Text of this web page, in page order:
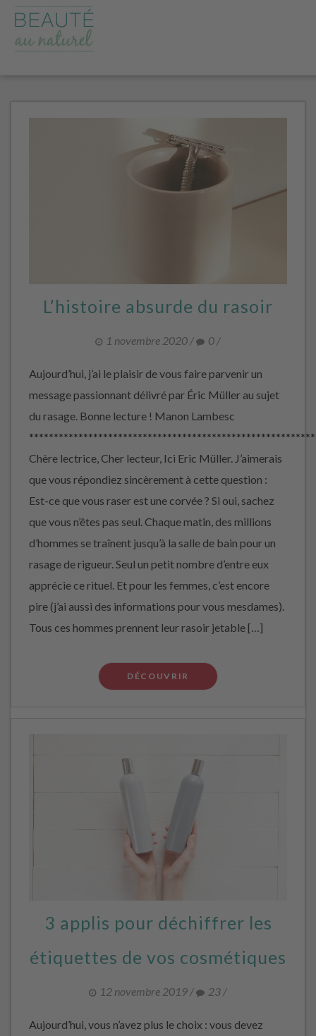
L’histoire absurde du rasoir
1 novembre 2020 / 0 /
Aujourd’hui, j’ai le plaisir de vous faire parvenir un
message passionnant délivré par Éric Müller au sujet
du rasage. Bonne lecture ! Manon Lambesc
Chère lectrice, Cher lecteur, Ici Eric Müller. J’aimerais
que vous répondiez sincèrement à cette question :
Est-ce que vous raser est une corvée ? Si oui, sachez
que vous n’êtes pas seul. Chaque matin, des millions
d’hommes se traînent jusqu’à la salle de bain pour un
rasage de rigueur. Seul un petit nombre d’entre eux
apprécie ce rituel. Et pour les femmes, c’est encore
pire (j’ai aussi des informations pour vous mesdames).
Tous ces hommes prennent leur rasoir jetable […]
DÉCOUVRIR
3 applis pour déchiffrer les
étiquettes de vos cosmétiques
12 novembre 2019 / 23 /
Aujourd’hui, vous n’avez plus le choix : vous devez